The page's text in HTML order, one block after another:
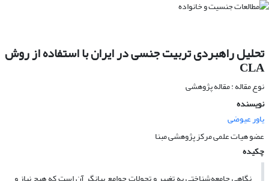
تحلیل راهبردی تربیت جنسی در ایران با استفاده از روش
CLA
نوع مقاله : مقاله پژوهشی
نویسنده
یاور عیوضی
عضو هیات علمی مرکز پژوهشی مبنا
چکیده